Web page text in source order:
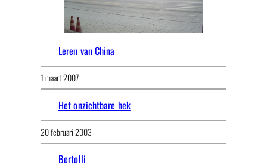
Leren van China
1 maart 2007
Het onzichtbare hek
20 februari 2003
Bertolli